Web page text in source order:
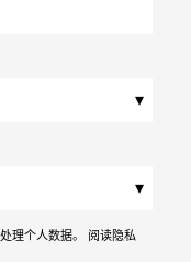
▾
▾
理个人数据。 阅读隐私